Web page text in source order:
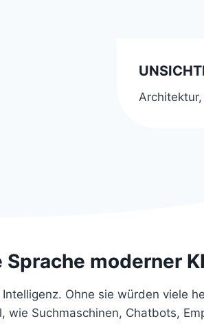
moderner
Ohne sie würden viele
Suchmaschinen, Chatbots,